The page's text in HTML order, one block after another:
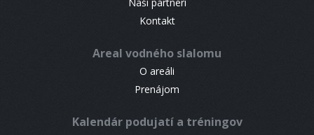
Kontakt
Areal vodného slalomu
O areáli
Prenájom
Kalendár podujatí a tréningov